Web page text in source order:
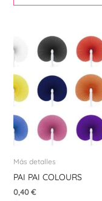
Más detalles
PAI PAI COLOURS
0,40€